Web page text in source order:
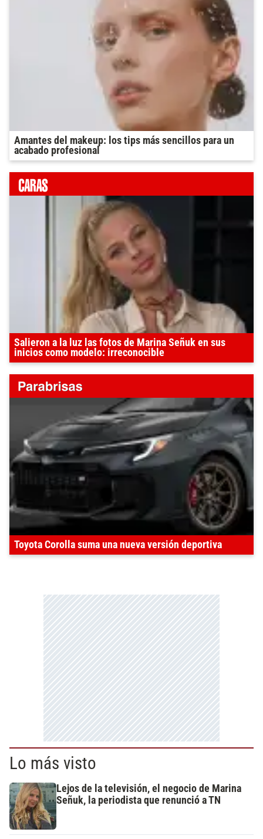
Amantes del makeup: los tips más sencillos para un
acabado profesional
Salieron a la luz las fotos de Marina Señuk en sus
inicios como modelo: irreconocible
Toyota Corolla suma una nueva versión deportiva
Lo más visto
Lejos de la televisión, el negocio de Marina
Señuk, la periodista que renunció a TN